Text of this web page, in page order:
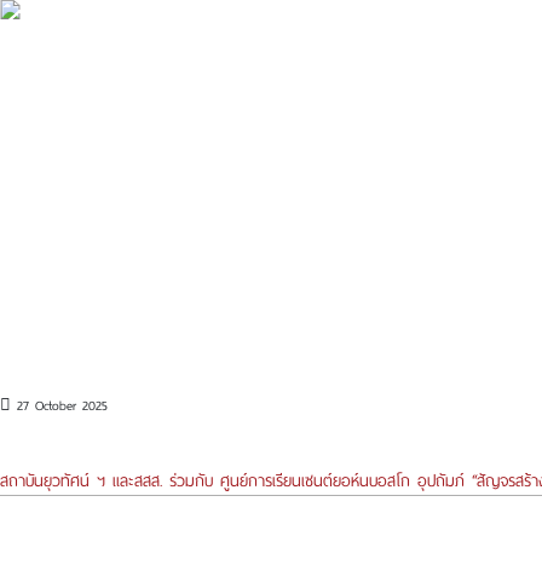
27 October 2025
สถาบันยุวทัศน์ ฯ และสสส. ร่วมกับ ศูนย์การเรียนเซนต์ยอห์นบอสโก อุปถัมภ์ “สัญจรส